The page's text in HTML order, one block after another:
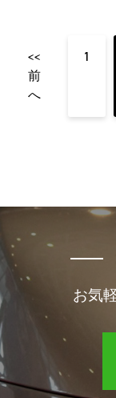
<<
前
へ
1
お気